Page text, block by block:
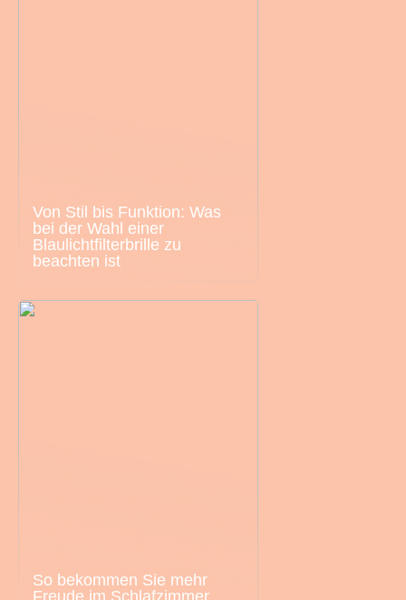
Von Stil bis Funktion: Was
bei der Wahl einer
Blaulichtfilterbrille zu
beachten ist
So bekommen Sie mehr